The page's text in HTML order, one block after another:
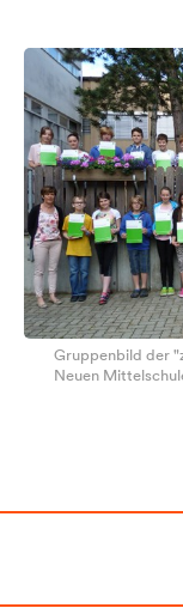
Gruppenbild der
Neuen